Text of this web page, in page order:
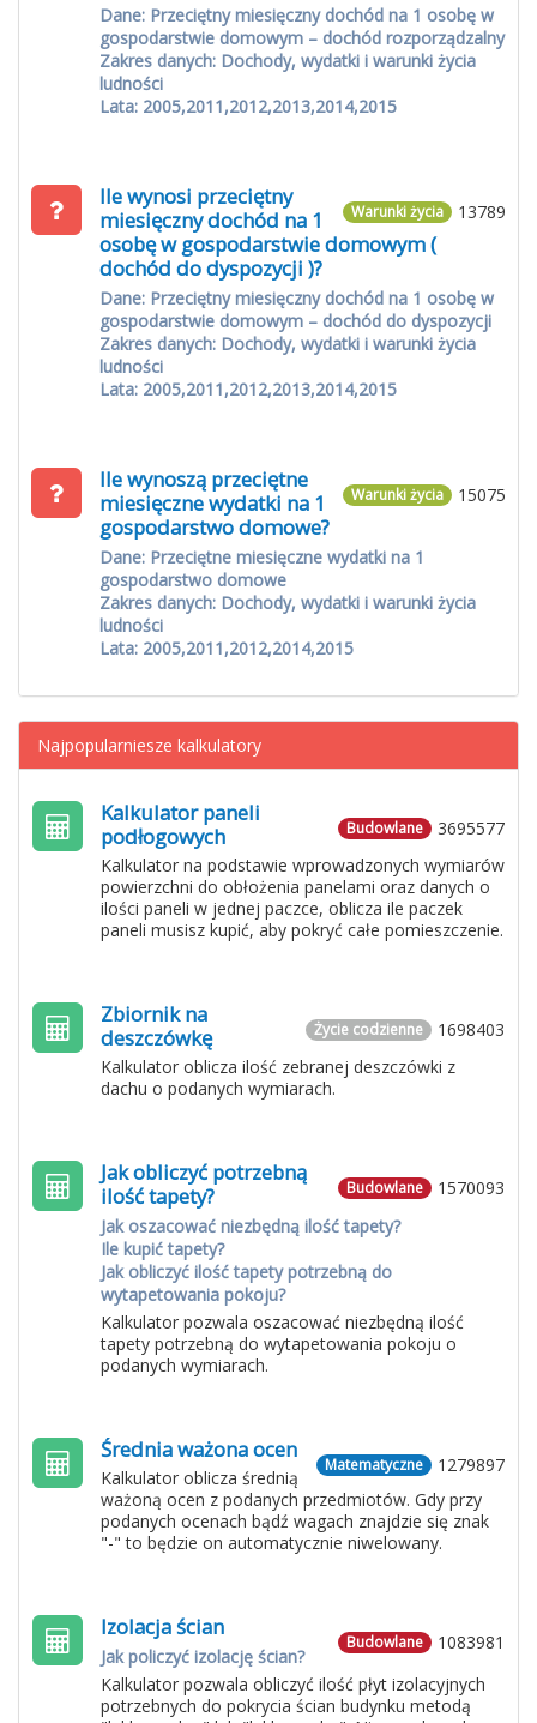
Dane: Przeciętny miesięczny dochód na 1 osobę w
gospodarstwie domowym – dochód rozporządzalny
Zakres danych: Dochody, wydatki i warunki życia
ludności
Lata: 2005,2011,2012,2013,2014,2015
13789
Warunki życia
Ile wynosi przeciętny
miesięczny dochód na 1
osobę w gospodarstwie domowym (
dochód do dyspozycji )?
Dane: Przeciętny miesięczny dochód na 1 osobę w
gospodarstwie domowym – dochód do dyspozycji
Zakres danych: Dochody, wydatki i warunki życia
ludności
Lata: 2005,2011,2012,2013,2014,2015
15075
Warunki życia
Ile wynoszą przeciętne
miesięczne wydatki na 1
gospodarstwo domowe?
Dane: Przeciętne miesięczne wydatki na 1
gospodarstwo domowe
Zakres danych: Dochody, wydatki i warunki życia
ludności
Lata: 2005,2011,2012,2014,2015
Najpopularniesze kalkulatory
3695577
Budowlane
Kalkulator paneli
podłogowych
Kalkulator na podstawie wprowadzonych wymiarów
powierzchni do obłożenia panelami oraz danych o
ilości paneli w jednej paczce, oblicza ile paczek
paneli musisz kupić, aby pokryć całe pomieszczenie.
1698403
Życie codzienne
Zbiornik na
deszczówkę
Kalkulator oblicza ilość zebranej deszczówki z
dachu o podanych wymiarach.
1570093
Budowlane
Jak obliczyć potrzebną
ilość tapety?
Jak oszacować niezbędną ilość tapety?
Ile kupić tapety?
Jak obliczyć ilość tapety potrzebną do
wytapetowania pokoju?
Kalkulator pozwala oszacować niezbędną ilość
tapety potrzebną do wytapetowania pokoju o
podanych wymiarach.
1279897
Matematyczne
Średnia ważona ocen
Kalkulator oblicza średnią
ważoną ocen z podanych przedmiotów. Gdy przy
podanych ocenach bądź wagach znajdzie się znak
"-" to będzie on automatycznie niwelowany.
1083981
Budowlane
Izolacja ścian
Jak policzyć izolację ścian?
Kalkulator pozwala obliczyć ilość płyt izolacyjnych
potrzebnych do pokrycia ścian budynku metodą